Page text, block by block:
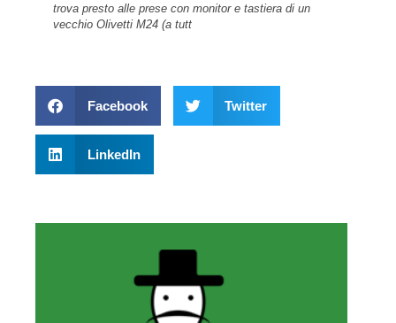
trova presto alle prese con monitor e tastiera di un
vecchio Olivetti M24 (a tutt
Facebook Twitter
LinkedIn